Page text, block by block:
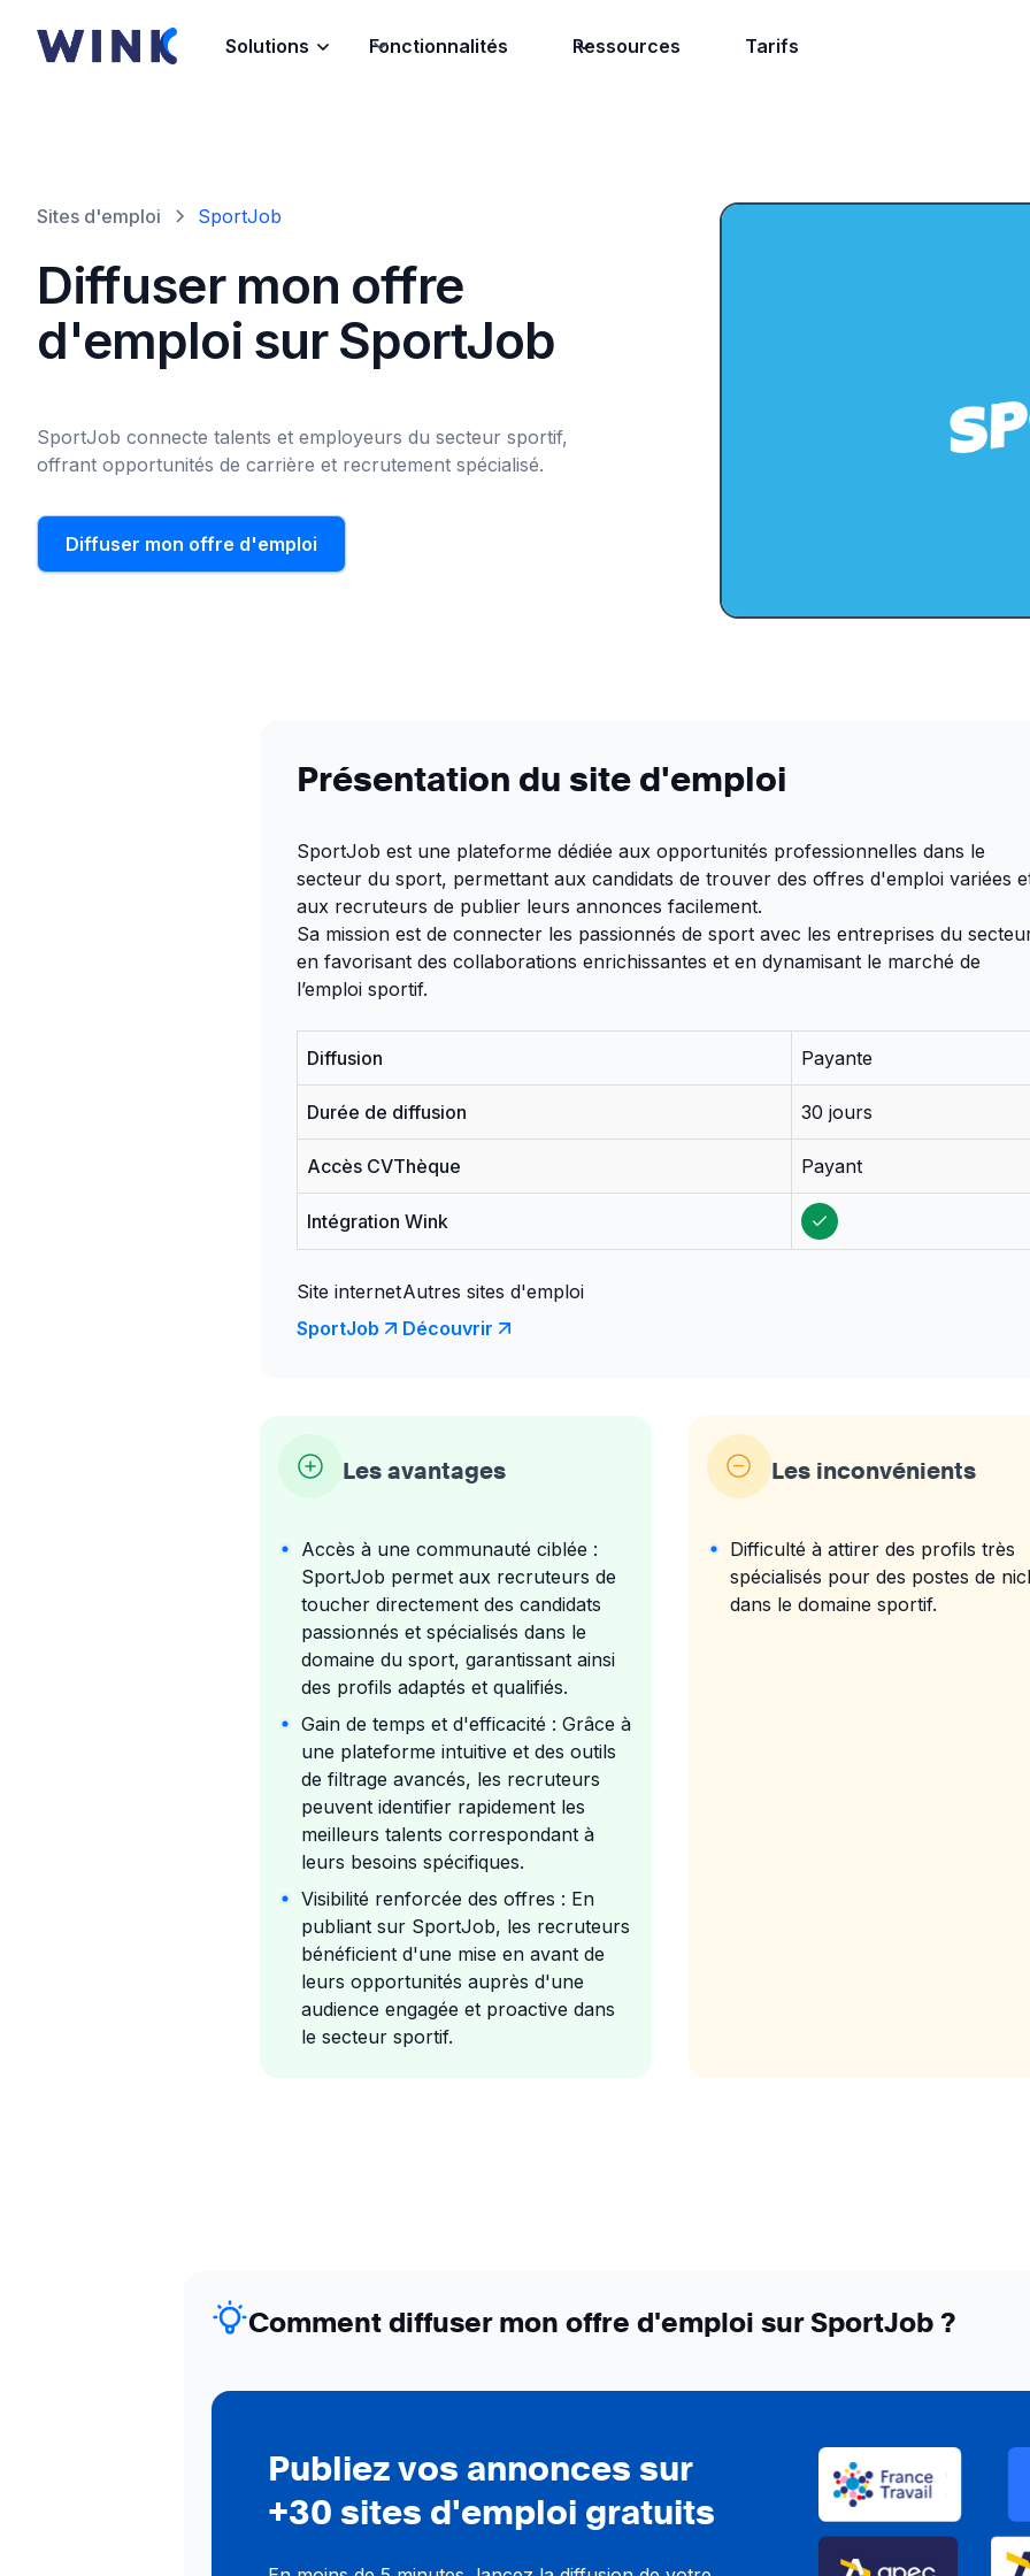
Solutions Fonctionnalités Ressources Tarifs
Sites d'emploi SportJob
Diffuser mon offre
d'emploi sur SportJob
SportJob connecte talents et employeurs du secteur sportif,
offrant opportunités de carrière et recrutement spécialisé.
Diffuser mon offre d'emploi
Présentation du site d'emploi
SportJob est une plateforme dédiée aux opportunités professionnelles dans le
secteur du sport, permettant aux candidats de trouver des offres d'emploi variées
aux recruteurs de publier leurs annonces facilement.
Sa mission est de connecter les passionnés de sport avec les entreprises du
en favorisant des collaborations enrichissantes et en dynamisant le marché de
l’emploi sportif.
Diffusion Payante
Durée de diffusion 30 jours
Accès CVThèque Payant
Intégration Wink
Site internet
SportJob
Autres sites d'emploi
Découvrir
Les avantages
Accès à une communauté ciblée :
SportJob permet aux recruteurs de
toucher directement des candidats
passionnés et spécialisés dans le
domaine du sport, garantissant ainsi
des profils adaptés et qualifiés.
Gain de temps et d'efficacité : Grâce à
une plateforme intuitive et des outils
de filtrage avancés, les recruteurs
peuvent identifier rapidement les
meilleurs talents correspondant à
leurs besoins spécifiques.
Visibilité renforcée des offres : En
publiant sur SportJob, les recruteurs
bénéficient d'une mise en avant de
leurs opportunités auprès d'une
audience engagée et proactive dans
le secteur sportif.
Les inconvénients
Difficulté à attirer des profils très
spécialisés pour des postes de
dans le domaine sportif.
Comment diffuser mon offre d'emploi sur SportJob ?
Publiez vos annonces sur
+30 sites d'emploi gratuits